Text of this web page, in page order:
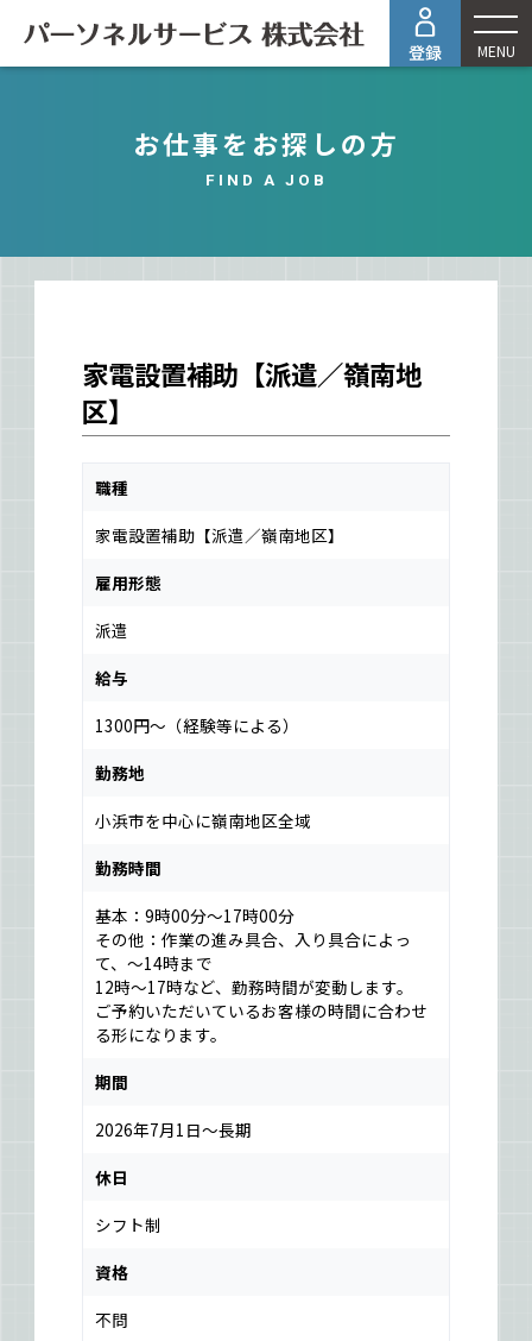
MENU
お仕事をお探しの方
FIND A JOB
家電設置補助【派遣／嶺南地
区】
職種
家電設置補助【派遣／嶺南地区】
雇用形態
派遣
給与
1300円～（経験等による）
勤務地
小浜市を中心に嶺南地区全域
勤務時間
基本：9時00分～17時00分
その他：作業の進み具合、入り具合によっ
て、～14時まで
12時～17時など、勤務時間が変動します。
ご予約いただいているお客様の時間に合わせ
る形になります。
期間
2026年7月1日～長期
休日
シフト制
資格
不問